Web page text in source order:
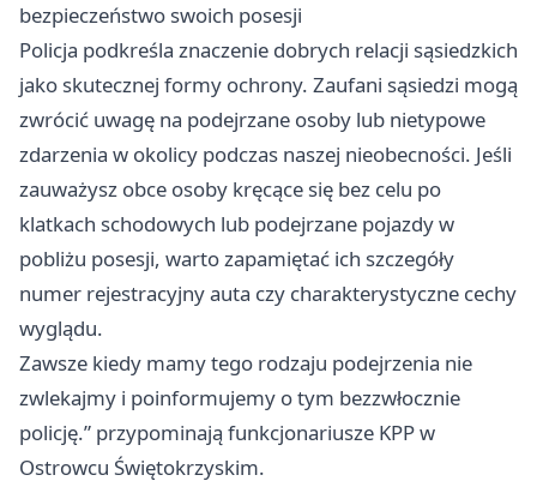
bezpieczeństwo swoich posesji
Policja podkreśla znaczenie dobrych relacji sąsiedzkich
jako skutecznej formy ochrony. Zaufani sąsiedzi mogą
zwrócić uwagę na podejrzane osoby lub nietypowe
zdarzenia w okolicy podczas naszej nieobecności. Jeśli
zauważysz obce osoby kręcące się bez celu po
klatkach schodowych lub podejrzane pojazdy w
pobliżu posesji, warto zapamiętać ich szczegóły
numer rejestracyjny auta czy charakterystyczne cechy
wyglądu.
Zawsze kiedy mamy tego rodzaju podejrzenia nie
zwlekajmy i poinformujemy o tym bezzwłocznie
policję.” przypominają funkcjonariusze KPP w
Ostrowcu Świętokrzyskim.